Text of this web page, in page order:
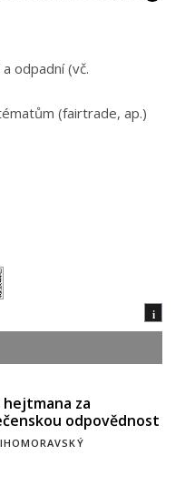
odpadní (vč.
(fairtrade, ap.)
i
hejtmana za
odpovědnost